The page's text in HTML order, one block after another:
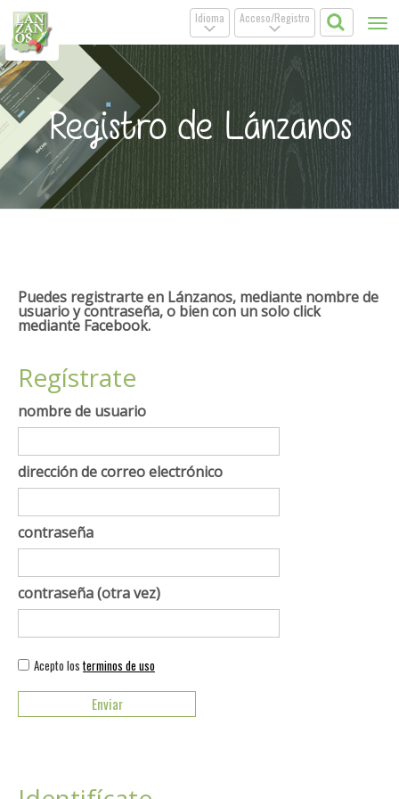
Acceso/Registro
.
Idioma
.
Registro de Lánzanos
Puedes registrarte en Lánzanos, mediante nombre de
usuario y contraseña, o bien con un solo click
mediante Facebook.
Regístrate
nombre de usuario
dirección de correo electrónico
contraseña
contraseña (otra vez)
Acepto los terminos de uso